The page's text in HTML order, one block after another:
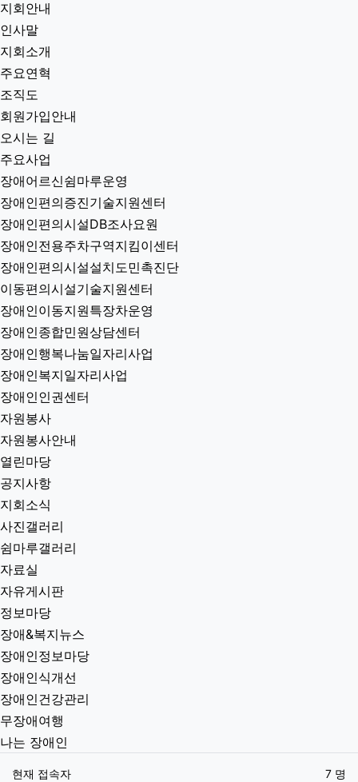
지회안내
인사말
지회소개
주요연혁
조직도
회원가입안내
오시는 길
주요사업
장애어르신쉼마루운영
장애인편의증진기술지원센터
장애인편의시설DB조사요원
장애인전용주차구역지킴이센터
장애인편의시설설치도민촉진단
이동편의시설기술지원센터
장애인이동지원특장차운영
장애인종합민원상담센터
장애인행복나눔일자리사업
장애인복지일자리사업
장애인인권센터
자원봉사
자원봉사안내
열린마당
공지사항
지회소식
사진갤러리
쉼마루갤러리
자료실
자유게시판
정보마당
장애&복지뉴스
장애인정보마당
장애인식개선
장애인건강관리
무장애여행
나는 장애인
현재 접속자
7 명